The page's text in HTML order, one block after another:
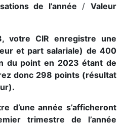
de l’année /Valeur
votre CIR enregistre une
et part salariale) de 400
du point en 2023 étant de
donc 298 points (résultat
d’une année s’afficheront
trimestre de l’année